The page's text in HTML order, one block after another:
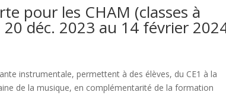
pour les CHAM (classes à
déc. 2023 au 14 février
instrumentale, permettent à des élèves, du CE1 à la
de la musique, en complémentarité de la formation